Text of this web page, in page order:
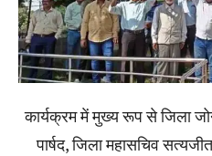
कार्यक्रम में मुख्य रूप से जिला
पार्षद, जिला महासचिव